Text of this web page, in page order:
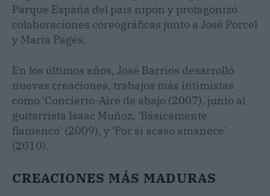
Parque España del país nipón y protagonizó
colaboraciones coreográficas junto a José Porcel
y María Pagés.
En los últimos años, José Barrios desarrolló
nuevas creaciones, trabajos más intimistas
como 'Concierto-Aire de abajo (2007), junto al
guitarrista Isaac Muñoz, 'Básicamente
flamenco' (2009), y 'Por si acaso amanece'
(2010).
CREACIONES MÁS MADURAS